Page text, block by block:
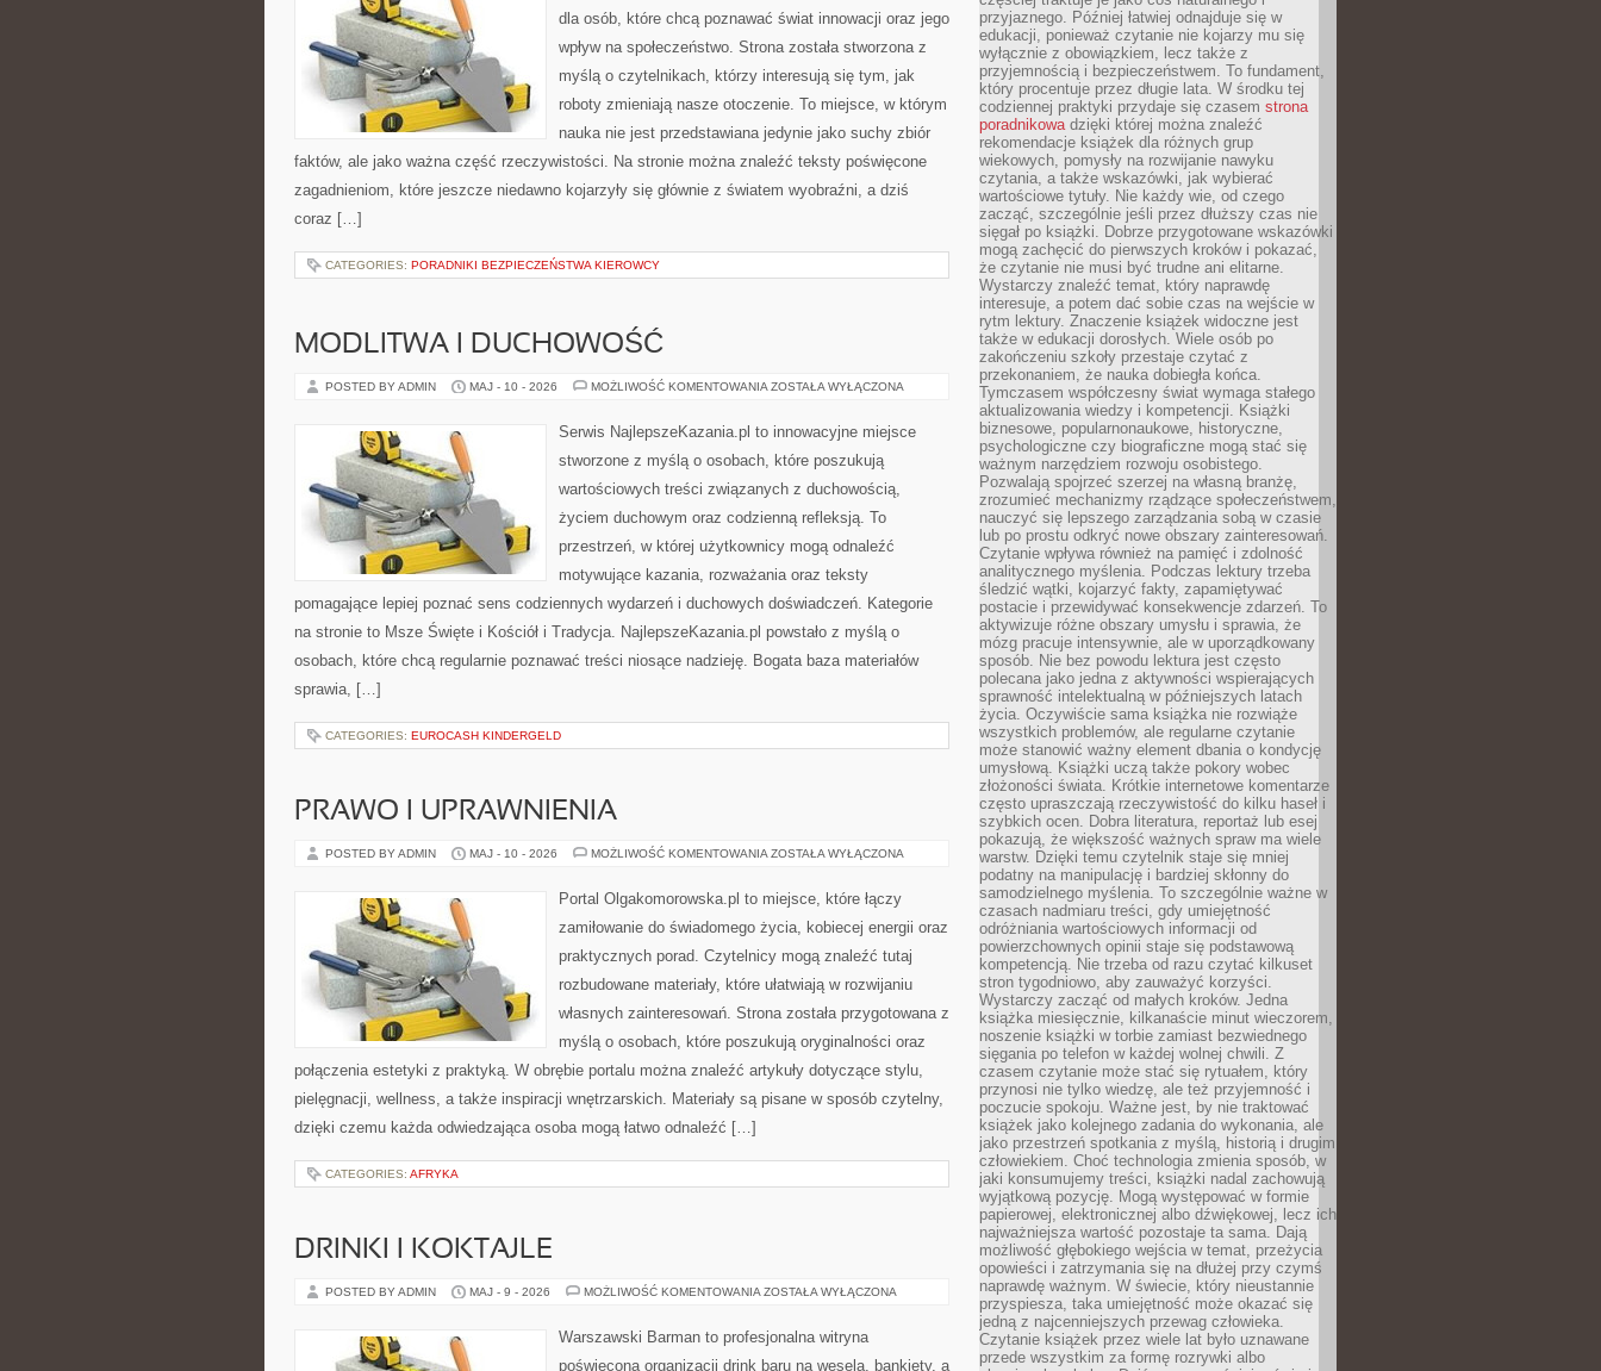
dla osób, które chcą poznawać świat innowacji oraz jego
wpływ na społeczeństwo. Strona została stworzona z
myślą o czytelnikach, którzy interesują się tym, jak
roboty zmieniają nasze otoczenie. To miejsce, w którym
nauka nie jest przedstawiana jedynie jako suchy zbiór
faktów, ale jako ważna część rzeczywistości. Na stronie można znaleźć teksty poświęcone
zagadnieniom, które jeszcze niedawno kojarzyły się głównie z światem wyobraźni, a dziś
coraz […]
CATEGORIES: PORADNIKI BEZPIECZEŃSTWA KIEROWCY
MODLITWA I DUCHOWOŚĆ
POSTED BY ADMIN MAJ - 10 - 2026 MOŻLIWOŚĆ KOMENTOWANIA MODLITWA
ZOSTAŁA WYŁĄCZONA
Serwis NajlepszeKazania.pl to innowacyjne miejsce
stworzone z myślą o osobach, które poszukują
wartościowych treści związanych z duchowością,
życiem duchowym oraz codzienną refleksją. To
przestrzeń, w której użytkownicy mogą odnaleźć
motywujące kazania, rozważania oraz teksty
pomagające lepiej poznać sens codziennych wydarzeń i duchowych doświadczeń. Kategorie
na stronie to Msze Święte i Kościół i Tradycja. NajlepszeKazania.pl powstało z myślą o
osobach, które chcą regularnie poznawać treści niosące nadzieję. Bogata baza materiałów
sprawia, […]
CATEGORIES: EUROCASH KINDERGELD
PRAWO I UPRAWNIENIA
POSTED BY ADMIN MAJ - 10 - 2026 MOŻLIWOŚĆ KOMENTOWANIA PRAWO
ZOSTAŁA WYŁĄCZONA
Portal Olgakomorowska.pl to miejsce, które łączy
zamiłowanie do świadomego życia, kobiecej energii oraz
praktycznych porad. Czytelnicy mogą znaleźć tutaj
rozbudowane materiały, które ułatwiają w rozwijaniu
własnych zainteresowań. Strona została przygotowana z
myślą o osobach, które poszukują oryginalności oraz
połączenia estetyki z praktyką. W obrębie portalu można znaleźć artykuły dotyczące stylu,
pielęgnacji, wellness, a także inspiracji wnętrzarskich. Materiały są pisane w sposób czytelny,
dzięki czemu każda odwiedzająca osoba mogą łatwo odnaleźć […]
CATEGORIES: AFRYKA
DRINKI I KOKTAJLE
POSTED BY ADMIN MAJ - 9 - 2026 MOŻLIWOŚĆ KOMENTOWANIA DRINKI
ZOSTAŁA WYŁĄCZONA
Warszawski Barman to profesjonalna witryna
poświęcona organizacji drink baru na wesela, bankiety, a
przyjaznego. Później łatwiej odnajduje się w
edukacji, ponieważ czytanie nie kojarzy mu się
wyłącznie z obowiązkiem, lecz także z
przyjemnością i bezpieczeństwem. To fundament,
który procentuje przez długie lata. W środku tej
codziennej praktyki przydaje się czasem strona
poradnikowadzięki której można znaleźć
rekomendacje książek dla różnych grup
wiekowych, pomysły na rozwijanie nawyku
czytania, a także wskazówki, jak wybierać
wartościowe tytuły. Nie każdy wie, od czego
zacząć, szczególnie jeśli przez dłuższy czas nie
sięgał po książki. Dobrze przygotowane wskazówki
mogą zachęcić do pierwszych kroków i pokazać,
że czytanie nie musi być trudne ani elitarne.
Wystarczy znaleźć temat, który naprawdę
interesuje, a potem dać sobie czas na wejście w
rytm lektury. Znaczenie książek widoczne jest
także w edukacji dorosłych. Wiele osób po
zakończeniu szkoły przestaje czytać z
przekonaniem, że nauka dobiegła końca.
Tymczasem współczesny świat wymaga stałego
aktualizowania wiedzy i kompetencji. Książki
biznesowe, popularnonaukowe, historyczne,
psychologiczne czy biograficzne mogą stać się
ważnym narzędziem rozwoju osobistego.
Pozwalają spojrzeć szerzej na własną branżę,
zrozumieć mechanizmy rządzące społeczeństwem,
nauczyć się lepszego zarządzania sobą w czasie
lub po prostu odkryć nowe obszary zainteresowań.
Czytanie wpływa również na pamięć i zdolność
analitycznego myślenia. Podczas lektury trzeba
śledzić wątki, kojarzyć fakty, zapamiętywać
postacie i przewidywać konsekwencje zdarzeń. To
aktywizuje różne obszary umysłu i sprawia, że
mózg pracuje intensywnie, ale w uporządkowany
sposób. Nie bez powodu lektura jest często
polecana jako jedna z aktywności wspierających
sprawność intelektualną w późniejszych latach
życia. Oczywiście sama książka nie rozwiąże
wszystkich problemów, ale regularne czytanie
może stanowić ważny element dbania o kondycję
umysłową. Książki uczą także pokory wobec
złożoności świata. Krótkie internetowe komentarze
często upraszczają rzeczywistość do kilku haseł i
szybkich ocen. Dobra literatura, reportaż lub esej
pokazują, że większość ważnych spraw ma wiele
warstw. Dzięki temu czytelnik staje się mniej
podatny na manipulację i bardziej skłonny do
samodzielnego myślenia. To szczególnie ważne w
czasach nadmiaru treści, gdy umiejętność
odróżniania wartościowych informacji od
powierzchownych opinii staje się podstawową
kompetencją. Nie trzeba od razu czytać kilkuset
stron tygodniowo, aby zauważyć korzyści.
Wystarczy zacząć od małych kroków. Jedna
książka miesięcznie, kilkanaście minut wieczorem,
noszenie książki w torbie zamiast bezwiednego
sięgania po telefon w każdej wolnej chwili. Z
czasem czytanie może stać się rytuałem, który
przynosi nie tylko wiedzę, ale też przyjemność i
poczucie spokoju. Ważne jest, by nie traktować
książek jako kolejnego zadania do wykonania, ale
jako przestrzeń spotkania z myślą, historią i drugim
człowiekiem. Choć technologia zmienia sposób, w
jaki konsumujemy treści, książki nadal zachowują
wyjątkową pozycję. Mogą występować w formie
papierowej, elektronicznej albo dźwiękowej, lecz ich
najważniejsza wartość pozostaje ta sama. Dają
możliwość głębokiego wejścia w temat, przeżycia
opowieści i zatrzymania się na dłużej przy czymś
naprawdę ważnym. W świecie, który nieustannie
przyspiesza, taka umiejętność może okazać się
jedną z najcenniejszych przewag człowieka.
Czytanie książek przez wiele lat było uznawane
przede wszystkim za formę rozrywki albo